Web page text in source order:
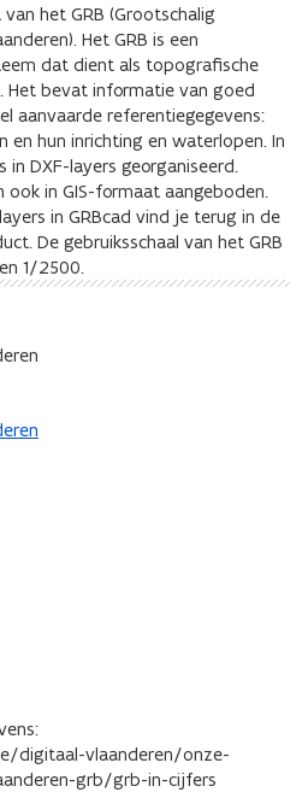
het GRB (Grootschalig
Het GRB is een
dat dient als topografische
Het bevat informatie van goed
aanvaarde referentiegegevens:
en hun inrichting en waterlopen. In
in DXF-layers georganiseerd.
in GIS-formaat aangeboden.
in GRBcad vind je terug in de
De gebruiksschaal van het GRB
1/2500.
digitaal-vlaanderen/onze-
grb/grb-in-cijfers